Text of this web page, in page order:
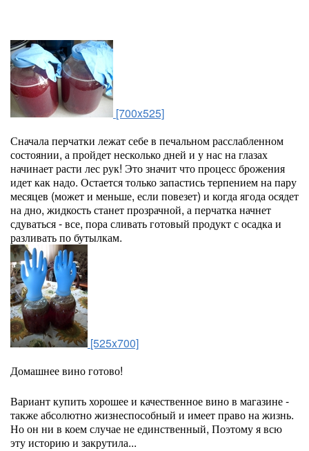
[700x525]
Сначала перчатки лежат себе в печальном расслабленном
состоянии, а пройдет несколько дней и у нас на глазах
начинает расти лес рук! Это значит что процесс брожения
идет как надо. Остается только запастись терпением на пару
месяцев (может и меньше, если повезет) и когда ягода осядет
на дно, жидкость станет прозрачной, а перчатка начнет
сдуваться - все, пора сливать готовый продукт с осадка и
разливать по бутылкам.
[525x700]
Домашнее вино готово!
Вариант купить хорошее и качественное вино в магазине -
также абсолютно жизнеспособный и имеет право на жизнь.
Но он ни в коем случае не единственный, Поэтому я всю
эту историю и закрутила...